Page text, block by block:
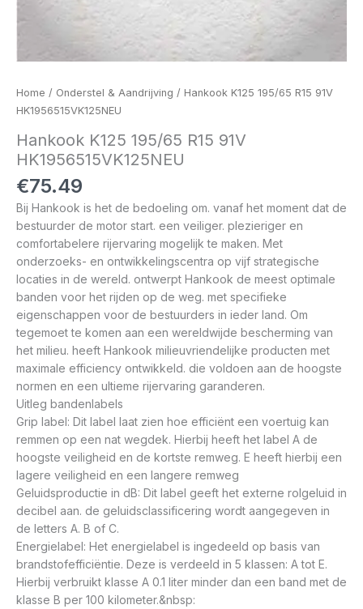
Home / Onderstel & Aandrijving / Hankook K125 195/65 R15 91V
HK1956515VK125NEU
Hankook K125 195/65 R15 91V
HK1956515VK125NEU
€75.49
Bij Hankook is het de bedoeling om. vanaf het moment dat de
bestuurder de motor start. een veiliger. plezieriger en
comfortabelere rijervaring mogelijk te maken. Met
onderzoeks- en ontwikkelingscentra op vijf strategische
locaties in de wereld. ontwerpt Hankook de meest optimale
banden voor het rijden op de weg. met specifieke
eigenschappen voor de bestuurders in ieder land. Om
tegemoet te komen aan een wereldwijde bescherming van
het milieu. heeft Hankook milieuvriendelijke producten met
maximale efficiency ontwikkeld. die voldoen aan de hoogste
normen en een ultieme rijervaring garanderen.
Uitleg bandenlabels
Grip label: Dit label laat zien hoe efficiënt een voertuig kan
remmen op een nat wegdek. Hierbij heeft het label A de
hoogste veiligheid en de kortste remweg. E heeft hierbij een
lagere veiligheid en een langere remweg
Geluidsproductie in dB: Dit label geeft het externe rolgeluid in
decibel aan. de geluidsclassificering wordt aangegeven in
de letters A. B of C.
Energielabel: Het energielabel is ingedeeld op basis van
brandstofefficiëntie. Deze is verdeeld in 5 klassen: A tot E.
Hierbij verbruikt klasse A 0.1 liter minder dan een band met de
klasse B per 100 kilometer.&nbsp: